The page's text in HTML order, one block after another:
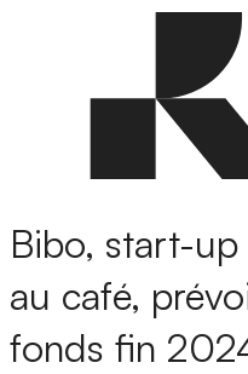
Bibo, start-up
au café,
fonds fin